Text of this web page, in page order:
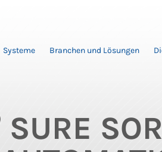
Systeme Branchen und Lösungen
SURE